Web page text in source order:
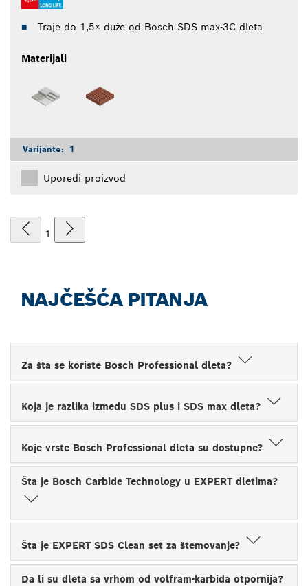
Traje do 1,5× duže od Bosch SDS max-3C dleta
Materijali
Varijante: 1
Uporedi proizvod
1
NAJČEŠĆA PITANJA
Za šta se koriste Bosch Professional dleta?
Koja je razlika između SDS plus i SDS max dleta?
Koje vrste Bosch Professional dleta su dostupne?
Šta je Bosch Carbide Technology u EXPERT dletima?
Šta je EXPERT SDS Clean set za štemovanje?
Da li su dleta sa vrhom od volfram-karbida otpornija?